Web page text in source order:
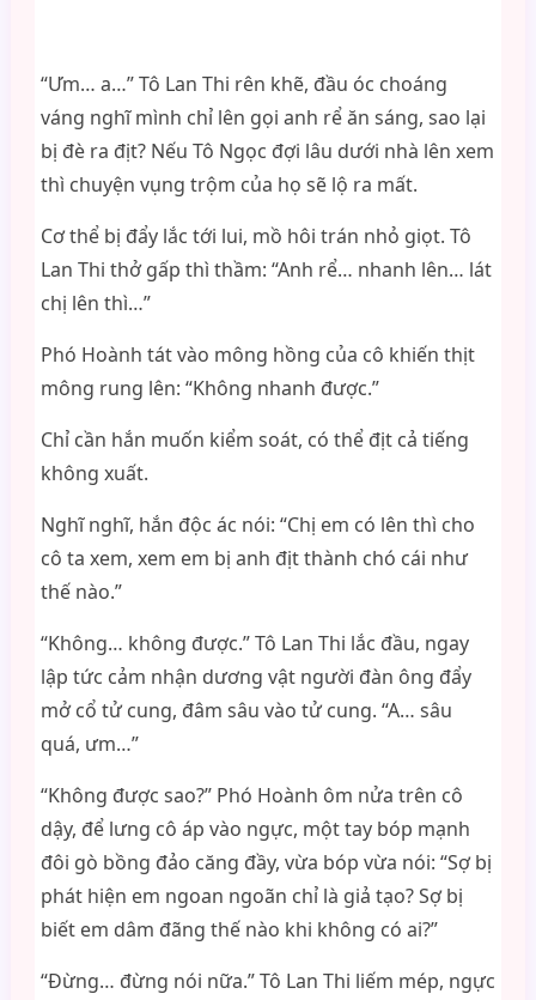
“Ưm… a…” Tô Lan Thi rên khẽ, đầu óc choáng
váng nghĩ mình chỉ lên gọi anh rể ăn sáng, sao lại
bị đè ra địt? Nếu Tô Ngọc đợi lâu dưới nhà lên xem
thì chuyện vụng trộm của họ sẽ lộ ra mất.
Cơ thể bị đẩy lắc tới lui, mồ hôi trán nhỏ giọt. Tô
Lan Thi thở gấp thì thầm: “Anh rể… nhanh lên… lát
chị lên thì…”
Phó Hoành tát vào mông hồng của cô khiến thịt
mông rung lên: “Không nhanh được.”
Chỉ cần hắn muốn kiểm soát, có thể địt cả tiếng
không xuất.
Nghĩ nghĩ, hắn độc ác nói: “Chị em có lên thì cho
cô ta xem, xem em bị anh địt thành chó cái như
thế nào.”
“Không… không được.” Tô Lan Thi lắc đầu, ngay
lập tức cảm nhận dương vật người đàn ông đẩy
mở cổ tử cung, đâm sâu vào tử cung. “A… sâu
quá, ưm…”
“Không được sao?” Phó Hoành ôm nửa trên cô
dậy, để lưng cô áp vào ngực, một tay bóp mạnh
đôi gò bồng đảo căng đầy, vừa bóp vừa nói: “Sợ bị
phát hiện em ngoan ngoãn chỉ là giả tạo? Sợ bị
biết em dâm đãng thế nào khi không có ai?”
“Đừng… đừng nói nữa.” Tô Lan Thi liếm mép, ngực